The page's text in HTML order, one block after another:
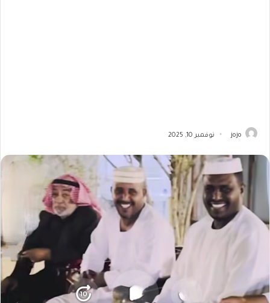
jojo نوفمبر 10, 2025